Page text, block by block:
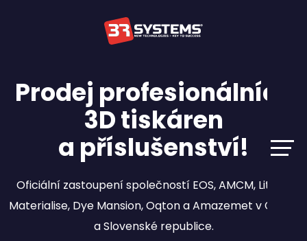
Prodej profesionálních
3D tiskáren
a příslušenství!
Oficiální zastoupení společností EOS, AMCM, Lithoz,
Materialise, Dye Mansion, Oqton a Amazemet v České
a Slovenské republice.